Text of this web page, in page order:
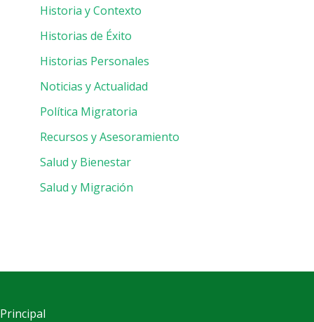
Historia y Contexto
Historias de Éxito
Historias Personales
Noticias y Actualidad
Política Migratoria
Recursos y Asesoramiento
Salud y Bienestar
Salud y Migración
Principal